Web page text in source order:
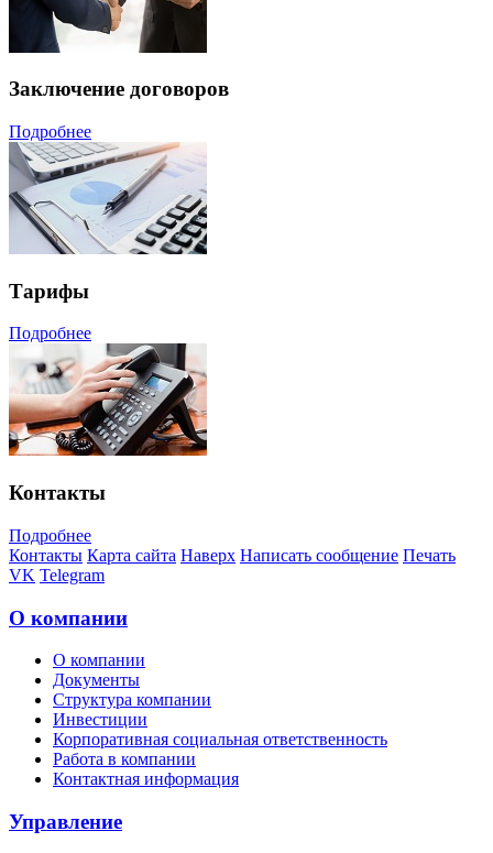
Заключение договоров
Подробнее
Тарифы
Подробнее
Контакты
Подробнее
Контакты Карта сайта Наверх Написать сообщение Печать
VK Telegram
О компании
О компании
Документы
Структура компании
Инвестиции
Корпоративная социальная ответственность
Работа в компании
Контактная информация
Управление